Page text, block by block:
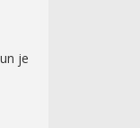
je